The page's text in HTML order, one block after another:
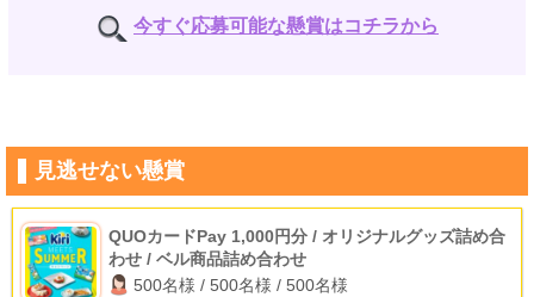
今すぐ応募可能な懸賞はコチラから
見逃せない懸賞
QUOカードPay 1,000円分 / オリジナルグッズ詰め合
わせ / ベル商品詰め合わせ
500名様 / 500名様 / 500名様